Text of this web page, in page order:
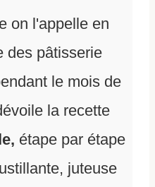
on l'appelle en
des pâtisserie
le mois de
la recette
étape par étape
juteuse